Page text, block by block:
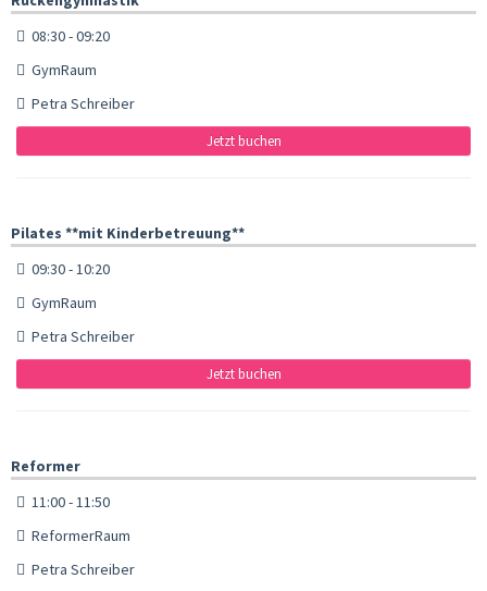
08:30 - 09:20
GymRaum
Petra Schreiber
Jetzt buchen
Pilates **mit Kinderbetreuung**
09:30 - 10:20
GymRaum
Petra Schreiber
Jetzt buchen
Reformer
11:00 - 11:50
ReformerRaum
Petra Schreiber